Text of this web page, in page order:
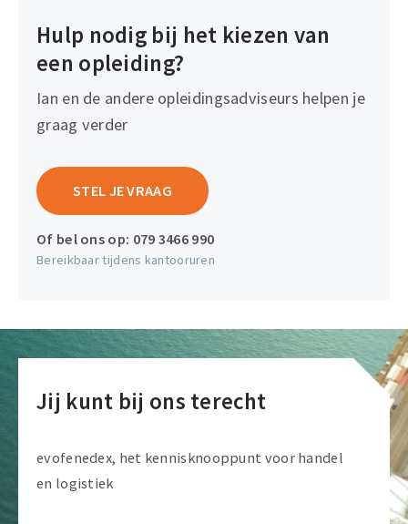
Hulp nodig bij het kiezen van
een opleiding?
Ian en de andere opleidingsadviseurs helpen je
graag verder
STEL JE VRAAG
Of bel ons op: 079 3466 990
Bereikbaar tijdens kantooruren
Jij kunt bij ons terecht
evofenedex, het kennisknooppunt voor handel
en logistiek